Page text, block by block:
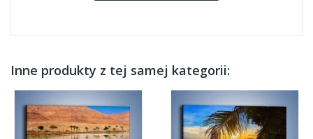
Inne produkty z tej samej kategorii: